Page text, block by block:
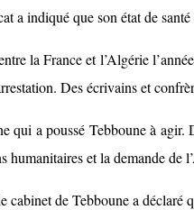
a indiqué que son état de
la France et l’Algérie
Des écrivains et
qui a poussé Tebboune à
humanitaires et la demande de
de Tebboune a déclaré